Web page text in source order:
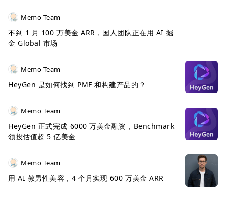
购了 Opera 的核心业务。
2020 年，昆仑万维子公司香港万维继续用现金支付的
股权，至此Opera 正式成为其控股子公司。
Memo Team
不到 1 月 100 万美金 ARR，国人团队正在用 AI 掘
金 Global 市场
Memo Team
HeyGen 是如何找到 PMF 和构建产品的？
Memo Team
HeyGen 正式完成 6000 万美金融资，Benchmark
领投估值超 5 亿美金
Memo Team
用 AI 教男性美容，4 个月实现 600 万美金 ARR